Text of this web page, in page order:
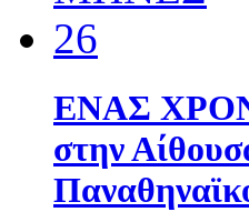
ΕΝΑΣ
στην